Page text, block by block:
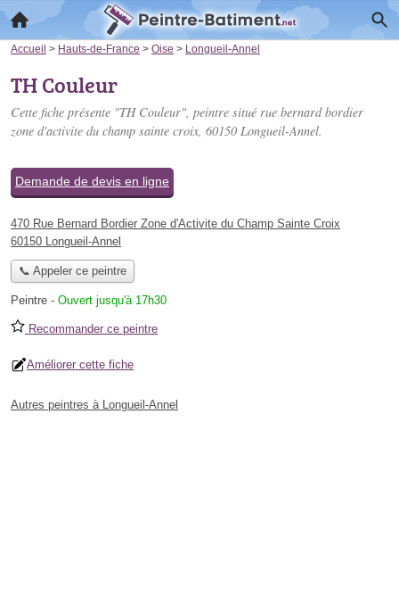
Accueil > Hauts-de-France > Oise > Longueil-Annel
TH Couleur
Cette fiche présente "TH Couleur", peintre situé rue bernard bordier
zone d'activite du champ sainte croix, 60150 Longueil-Annel.
Demande de devis en ligne
470 Rue Bernard Bordier Zone d'Activite du Champ Sainte Croix
60150 Longueil-Annel
📞 Appeler ce peintre
Peintre - Ouvert jusqu'à 17h30
Recommander ce peintre
Améliorer cette fiche
Autres peintres à Longueil-Annel